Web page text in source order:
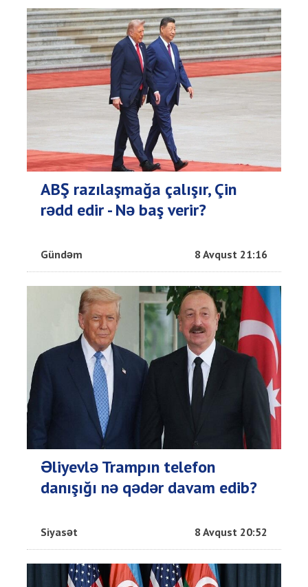
ABŞ razılaşmağa çalışır, Çin
rədd edir - Nə baş verir?
Gündəm 8 Avqust 21:16
Əliyevlə Trampın telefon
danışığı nə qədər davam edib?
Siyasət 8 Avqust 20:52